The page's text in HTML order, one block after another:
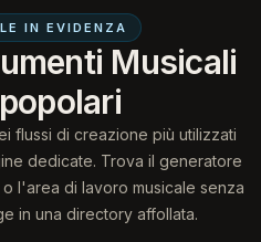
IN EVIDENZA
Musicali
flussi di creazione più utilizzati
dedicate. Trova il generatore
l'area di lavoro musicale senza
in una directory affollata.